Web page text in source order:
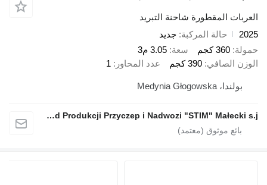
المقطورة شاحنة التبريد
حالة المركبة جديد
360 كجم سعة
3.05 م3
الصافي
390 كجم عدد المحاور 1
Zakład Produkcji Przyczep i Nadwozi "STIM" Małecki s.j.